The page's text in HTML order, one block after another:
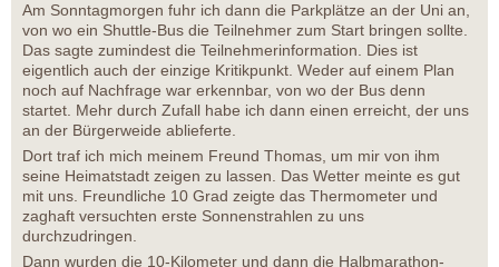
Am Sonntagmorgen fuhr ich dann die Parkplätze an der Uni an,
von wo ein Shuttle-Bus die Teilnehmer zum Start bringen sollte.
Das sagte zumindest die Teilnehmerinformation. Dies ist
eigentlich auch der einzige Kritikpunkt. Weder auf einem Plan
noch auf Nachfrage war erkennbar, von wo der Bus denn
startet. Mehr durch Zufall habe ich dann einen erreicht, der uns
an der Bürgerweide ablieferte.
Dort traf ich mich meinem Freund Thomas, um mir von ihm
seine Heimatstadt zeigen zu lassen. Das Wetter meinte es gut
mit uns. Freundliche 10 Grad zeigte das Thermometer und
zaghaft versuchten erste Sonnenstrahlen zu uns
durchzudringen.
Dann wurden die 10-Kilometer und dann die Halbmarathon-